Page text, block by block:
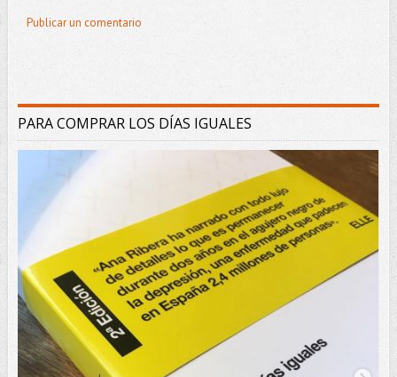
Publicar un comentario
PARA COMPRAR LOS DÍAS IGUALES